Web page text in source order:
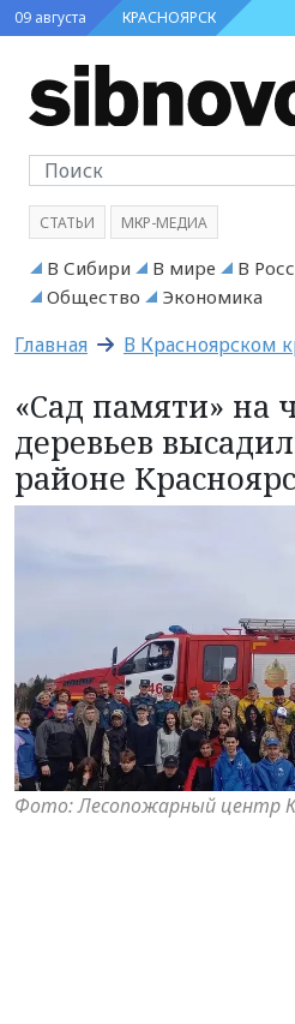
09 августа КРАСНОЯРСК
СТАТЬИ МКР-МЕДИА
В Сибири В мире В
Общество
Экономика
Главная В Красноярском
«Сад памяти» на
деревьев
районе
Фото: Лесопожарный центр